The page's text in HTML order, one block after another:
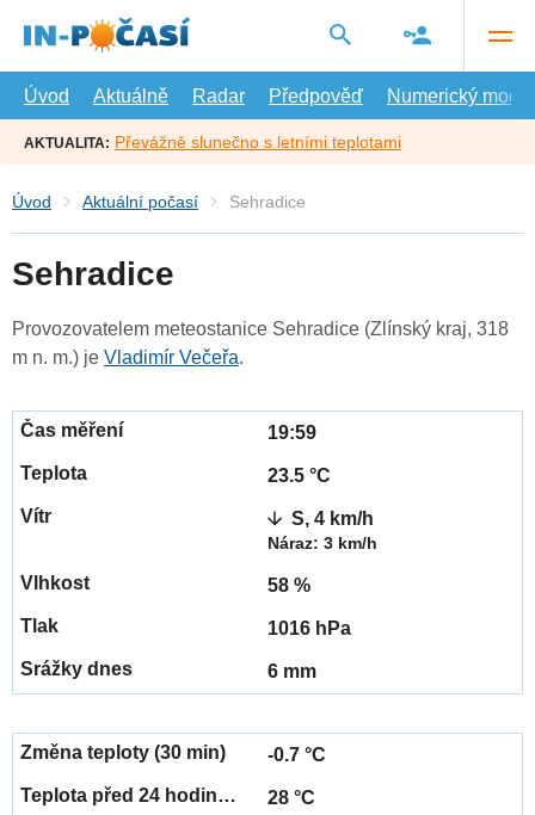
hlavní
Úvod
Aktuálně Radar Předpověď Numerický model
AKTUALITA: Převážně slunečno s letními teplotami
Úvod Aktuální počasí Sehradice
Sehradice
Provozovatelem meteostanice Sehradice (Zlínský kraj, 318
m n. m.) je Vladimír Večeřa.
19:59
23.5 °C
S, 4 km/h
Náraz: 3 km/h
58 %
1016 hPa
6 mm
-0.7 °C
28 °C